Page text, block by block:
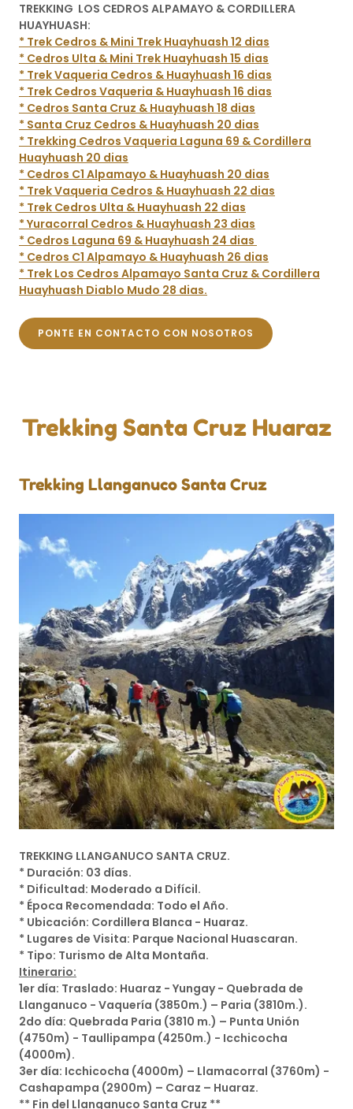
TREKKING LOS CEDROS ALPAMAYO & CORDILLERA
HUAYHUASH:
* Trek Cedros & Mini Trek Huayhuash 12 dias
* Cedros Ulta & Mini Trek Huayhuash 15 dias
* Trek Vaqueria Cedros & Huayhuash 16 dias
* Trek Cedros Vaqueria & Huayhuash 16 dias
* Cedros Santa Cruz & Huayhuash 18 dias
* Santa Cruz Cedros & Huayhuash 20 dias
* Trekking Cedros Vaqueria Laguna 69 & Cordillera
Huayhuash 20 dias
* Cedros C1 Alpamayo & Huayhuash 20 dias
* Trek Vaqueria Cedros & Huayhuash 22 dias
* Trek Cedros Ulta & Huayhuash 22 dias
* Yuracorral Cedros & Huayhuash 23 dias
* Cedros Laguna 69 & Huayhuash 24 dias
* Cedros C1 Alpamayo & Huayhuash 26 dias
* Trek Los Cedros Alpamayo Santa Cruz & Cordillera
Huayhuash Diablo Mudo 28 dias.
PONTE EN CONTACTO CON NOSOTROS
Trekking Santa Cruz Huaraz
Trekking Llanganuco Santa Cruz
TREKKING LLANGANUCO SANTA CRUZ.
* Duración: 03 días.
* Dificultad: Moderado a Difícil.
* Época Recomendada: Todo el Año.
* Ubicación: Cordillera Blanca - Huaraz.
* Lugares de Visita: Parque Nacional Huascaran.
* Tipo: Turismo de Alta Montaña.
Itinerario:
1er día: Traslado: Huaraz - Yungay - Quebrada de
Llanganuco - Vaquería (3850m.) – Paria (3810m.).
2do día: Quebrada Paria (3810 m.) – Punta Unión
(4750m) - Taullipampa (4250m.) - Icchicocha
(4000m).
3er día: Icchicocha (4000m) – Llamacorral (3760m) -
Cashapampa (2900m) – Caraz – Huaraz.
** Fin del Llanganuco Santa Cruz **